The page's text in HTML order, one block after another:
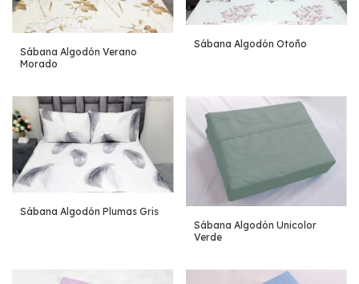
Sábana Algodón Verano
Morado
Sábana Algodón Otoño
Sábana Algodón Plumas Gris
Sábana Algodón Unicolor
Verde